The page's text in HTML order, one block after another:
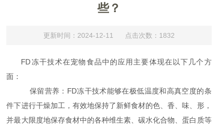
些？
更新时间：2024-12-11 点击次数：1832
FD冻干技术在宠物食品中的应用主要体现在以下几个方
面：
保留营养：FD冻干技术能够在极低温度和高真空度的条
件下进行干燥加工，有效地保持了新鲜食材的色、香、味、形，
并最大限度地保存食材中的各种维生素、碳水化合物、蛋白质等